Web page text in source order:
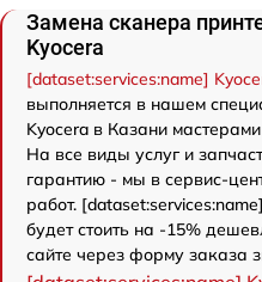
Замена сканера
Kyocera
[dataset:services:name]
выполняется в нашем
Kyocera в Казани
На все виды услуг и
гарантию - мы в сервис-
работ.
будет стоить на -15%
сайте через форму заказа